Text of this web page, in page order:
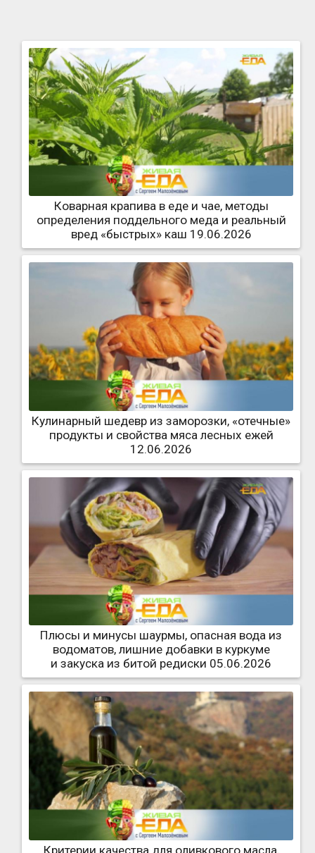
Коварная крапива в еде и чае, методы
определения поддельного меда и реальный
вред «быстрых» каш 19.06.2026
Кулинарный шедевр из заморозки, «отечные»
продукты и свойства мяса лесных ежей
12.06.2026
Плюсы и минусы шаурмы, опасная вода из
водоматов, лишние добавки в куркуме
и закуска из битой редиски 05.06.2026
Критерии качества для оливкового масла,